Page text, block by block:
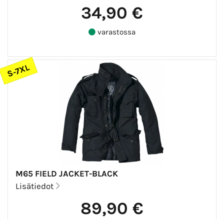
34,90 €
varastossa
S-7XL
M65 FIELD JACKET-BLACK
Lisätiedot
89,90 €